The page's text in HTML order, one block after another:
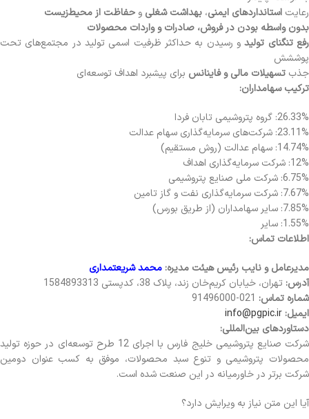
رعایت استانداردهای ایمنی، بهداشت شغلی و حفاظت از محیط‌زیست
بدون واسطه بودن در فروش، صادرات و واردات محصولات
رفع تنگنای تولیدو رسیدن به حداکثر ظرفیت اسمی تولید در مجتمع‌های تحت
پوششش
جذب تسهیلات مالی و فاینانس برای پیشبرد اهداف توسعه‌ای
ترکیب سهامداران:
26.33%: گروه پتروشیمی تابان فردا
23.11%: شرکت‌های سرمایه‌گذاری سهام عدالت
14.74%: سهام عدالت (روش مستقیم)
12%: شرکت سرمایه‌گذاری اهداف
6.75%: شرکت ملی صنایع پتروشیمی
7.67%: شرکت سرمایه‌گذاری نفت و گاز تامین
7.85%: سایر سهامداران (از طریق بورس)
1.55%: سایر
اطلاعات تماس:
مدیرعامل و نایب رئیس هیئت مدیره: محمد شریعتمداری
آدرس: تهران، خیابان کریم‌خان زند، پلاک 38، کدپستی 1584893313
شماره تماس:
ایمیل: info@pgpic.ir
دستاوردهای بین‌المللی:
شرکت صنایع پتروشیمی خلیج فارس با اجرای 12 طرح توسعه‌ای در حوزه تولید
محصولات پتروشیمی و تنوع سبد محصولات، موفق به کسب عنوان دومین
شرکت برتر در خاورمیانه در این صنعت شده است.
آیا این متن نیاز به ویرایش دارد؟